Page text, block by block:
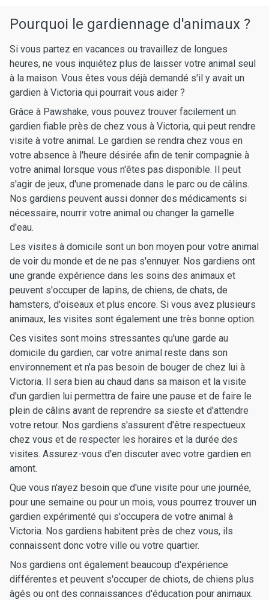
Pourquoi le gardiennage d'animaux ?
Si vous partez en vacances ou travaillez de longues
heures, ne vous inquiétez plus de laisser votre animal seul
à la maison. Vous êtes vous déjà demandé s'il y avait un
gardien à Victoria qui pourrait vous aider ?
Grâce à Pawshake, vous pouvez trouver facilement un
gardien fiable près de chez vous à Victoria, qui peut rendre
visite à votre animal. Le gardien se rendra chez vous en
votre absence à l'heure désirée afin de tenir compagnie à
votre animal lorsque vous n'êtes pas disponible. Il peut
s'agir de jeux, d'une promenade dans le parc ou de câlins.
Nos gardiens peuvent aussi donner des médicaments si
nécessaire, nourrir votre animal ou changer la gamelle
d'eau.
Les visites à domicile sont un bon moyen pour votre animal
de voir du monde et de ne pas s'ennuyer. Nos gardiens ont
une grande expérience dans les soins des animaux et
peuvent s'occuper de lapins, de chiens, de chats, de
hamsters, d'oiseaux et plus encore. Si vous avez plusieurs
animaux, les visites sont également une très bonne option.
Ces visites sont moins stressantes qu'une garde au
domicile du gardien, car votre animal reste dans son
environnement et n'a pas besoin de bouger de chez lui à
Victoria. Il sera bien au chaud dans sa maison et la visite
d'un gardien lui permettra de faire une pause et de faire le
plein de câlins avant de reprendre sa sieste et d'attendre
votre retour. Nos gardiens s'assurent d'être respectueux
chez vous et de respecter les horaires et la durée des
visites. Assurez-vous d'en discuter avec votre gardien en
amont.
Que vous n'ayez besoin que d'une visite pour une journée,
pour une semaine ou pour un mois, vous pourrez trouver un
gardien expérimenté qui s'occupera de votre animal à
Victoria. Nos gardiens habitent près de chez vous, ils
connaissent donc votre ville ou votre quartier.
Nos gardiens ont également beaucoup d'expérience
différentes et peuvent s'occuper de chiots, de chiens plus
âgés ou ont des connaissances d'éducation pour animaux.